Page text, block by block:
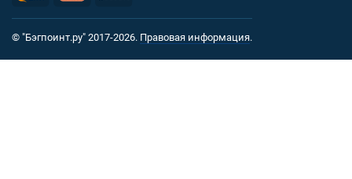
© "Бэгпоинт.ру" 2017-2026. Правовая информация.